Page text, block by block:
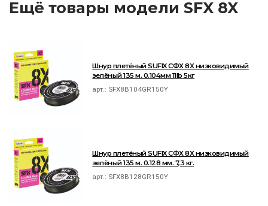
Ещё товары модели SFX 8X
Шнур плетёный SUFIX СФХ 8Х низковидимый
зелёный 135 м. 0.104мм 11lb 5кг
арт.: SFX8B104GR150Y
Шнур плетёный SUFIX СФХ 8Х низковидимый
зелёный 135 м. 0.128 мм. 7,3 кг.
арт.: SFX8B128GR150Y